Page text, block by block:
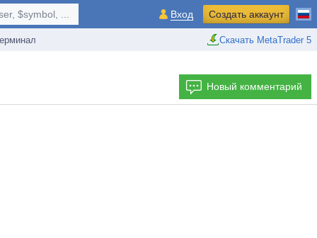
Скачать MetaTrader 5
$symbol, ... Вход Создать аккаунт
Новый комментарий